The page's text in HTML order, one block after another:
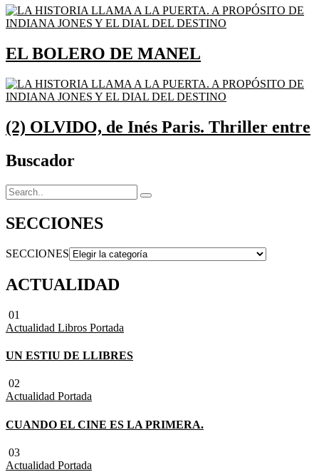
EL BOLERO DE MANEL
(2) OLVIDO, de Inés Paris. Thriller entre
Buscador
SECCIONES
SECCIONES
ACTUALIDAD
01
Actualidad Libros Portada
UN ESTIU DE LLIBRES
02
Actualidad Portada
CUANDO EL CINE ES LA PRIMERA.
03
Actualidad Portada